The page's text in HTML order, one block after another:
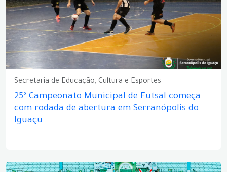
Secretaria de Educação, Cultura e Esportes
25º Campeonato Municipal de Futsal começa
com rodada de abertura em Serranópolis do
Iguaçu